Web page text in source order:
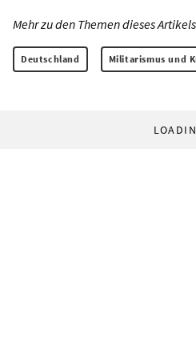
Mehr zu den Themen dieses
Deutschland Militarismus und